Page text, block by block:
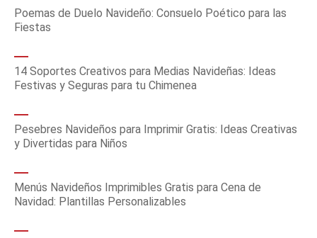
Poemas de Duelo Navideño: Consuelo Poético para las
Fiestas
14 Soportes Creativos para Medias Navideñas: Ideas
Festivas y Seguras para tu Chimenea
Pesebres Navideños para Imprimir Gratis: Ideas Creativas
y Divertidas para Niños
Menús Navideños Imprimibles Gratis para Cena de
Navidad: Plantillas Personalizables